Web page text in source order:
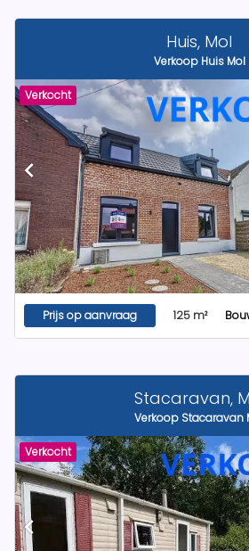
Huis, Mol
Verkoop Huis Mol
Prijs op aanvraag 125 m²
Verkocht
Stacaravan,
Verkoop Stacaravan
Verkocht